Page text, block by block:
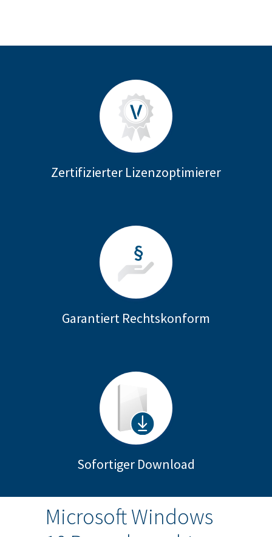
Zertifizierter Lizenzoptimierer
Garantiert Rechtskonform
Sofortiger Download
Microsoft Windows